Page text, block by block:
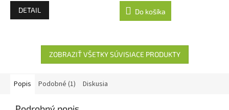
DETAIL Do košíka
ZOBRAZIŤ VŠETKY SÚVISIACE PRODUKTY
Popis Podobné (1) Diskusia